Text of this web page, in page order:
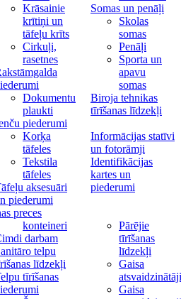
Krāsainie
krītiņi un
tāfeļu krīts
Cirkuļi,
rasetnes
Dokumentu
plaukti
Somas un penāļi
Skolas
somas
Penāļi
Sporta un
apavu
somas
Biroja tehnikas
tīrīšanas līdzekļi
piederumi
Korķa
tāfeles
Tekstila
tāfeles
aksesuāri
piederumi
Informācijas statīvi
un fotorāmji
Identifikācijas
kartes un
piederumi
preces
konteineri
darbam
telpu
līdzekļi
tīrīšanas
Pārējie
tīrīšanas
līdzekļi
Gaisa
atsvaidzinātāji
Gaisa